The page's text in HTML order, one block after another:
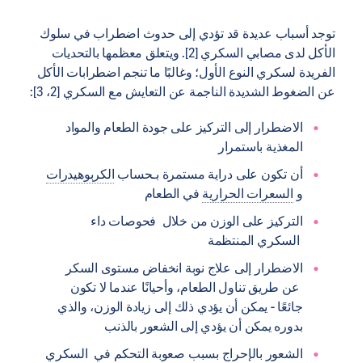
توجد أسباب عديدة قد تؤدي إلى حدوث اضطراب في سلوك
الأكل لدى مصابي السكري [2]. ويتعلق معظمها بالتحديات
الفريدة لسكري النوع الأول؛ وغالبًا ما تنجم اضطرابات الأكل
عن الضغوط الشديدة الناجمة عن التعايش مع السكري [2، 3]:
الاضطرار إلى التركيز على جودة الطعام والمواد
المغذية باستمرار
أن تكون على دراية مستمرة بـحساب الكربوهيدرات
و السعرات الحرارية في الطعام
التركيز على الوزن من خلال فحوصات داء
السكري المنتظمة
الاضطرار إلى علاج نوبة انخفاض مستوى السكر
عن طريق تناول الطعام، وأحيانًا عندما لا تكون
جائعًا - يمكن أن يؤدي ذلك إلى زيادة الوزن، والذي
بدوره يمكن أن يؤدي إلى الشعور بالذنب
الشعور بالإحراج بسبب صعوبة التحكم في السكري